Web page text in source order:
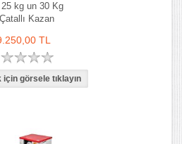
25 kg un 30 Kg
Kazan
TL